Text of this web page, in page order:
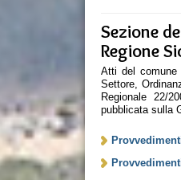
Sezione
Regione
Atti del comune
Settore,
Regionale 22/
pubblicata sulla